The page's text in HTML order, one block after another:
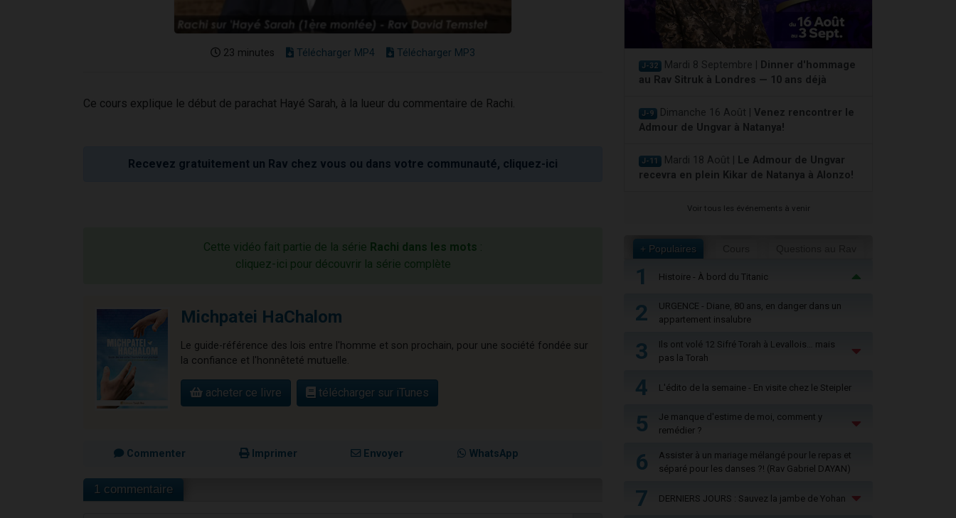
23 minutes Télécharger MP4 Télécharger MP3
Ce cours explique le début de parachat Hayé Sarah, à la lueur du commentaire de Rachi.
Recevez gratuitement un Rav chez vous ou dans votre communauté, cliquez-ici
Cette vidéo fait partie de la série Rachi dans les mots :
cliquez-ici pour découvrir la série complète
Michpatei HaChalom
Le guide-référence des lois entre l'homme et son prochain, pour une société fondée sur
la confiance et l'honnêteté mutuelle.
acheter ce livre télécharger sur iTunes
Commenter Imprimer Envoyer WhatsApp
1 commentaire
J-32 Mardi 8 Septembre |
Dinner d'hommage
au Rav Sitruk à Londres — 10 ans déjà
J-9 Dimanche 16 Août | Venez rencontrer le
Admour de Ungvar à Natanya!
J-11 Mardi 18 Août |
Le Admour de Ungvar
recevra en plein Kikar de Natanya à Alonzo!
Voir tous les événements à venir
+ Populaires
1 Histoire - À bord du Titanic
2
URGENCE - Diane, 80 ans, en danger dans un
appartement insalubre
3
Ils ont volé 12 Sifré Torah à Levallois… mais
pas la Torah
4 L'édito de la semaine - En visite chez le Steipler
5
Je manque d'estime de moi, comment y
remédier ?
6
Assister à un mariage mélangé pour le repas et
séparé pour les danses ?! (Rav Gabriel DAYAN)
7 DERNIERS JOURS : Sauvez la jambe de Yohan